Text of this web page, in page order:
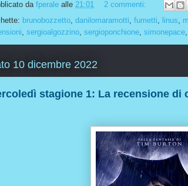
da fperale alle 21:01
2 commenti:
brunobozzetto danilomaramotti fumetti linus
sergioalgozzino sergioponchione simonepace
10 dicembre 2022
stagione 1: La recensione di